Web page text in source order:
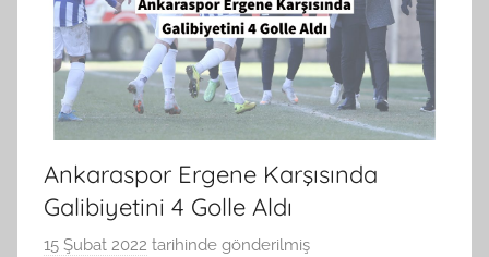
Ankaraspor Ergene Karşısında
Galibiyetini 4 Golle Aldı
15 Şubat 2022 tarihinde gönderilmiş